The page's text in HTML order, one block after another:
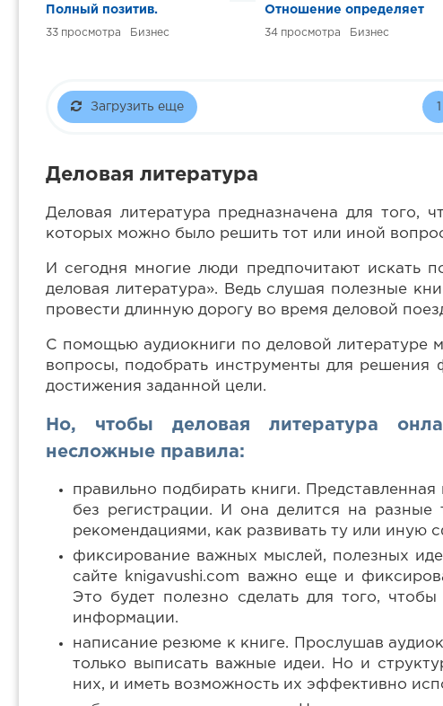
Полный позитив.
Формула выживания и
33 Бизнес
Отношение определяет
результат
34 Бизнес
Загрузить еще 1
Деловая литература
Деловая литература предназначена для
которых можно было решить тот или иной
И сегодня многие люди предпочитают искать
деловая литература». Ведь слушая полезные
провести длинную дорогу во время деловой
С помощью аудиокниги по деловой литературе
вопросы, подобрать инструменты для
достижения заданной цели.
Но, чтобы деловая литература
несложные правила:
правильно подбирать книги.
без регистрации. И она делится на
рекомендациями, как развивать ту или иную
фиксирование важных мыслей, полезных
сайте knigavushi.com важно еще и
Это будет полезно сделать для того,
информации.
написание резюме к книге. Прослушав
только выписать важные идеи. Но и
них, и иметь возможность их эффективно